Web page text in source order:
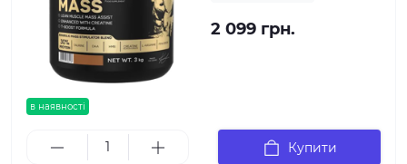
в наявності
2 099 грн.
Купити